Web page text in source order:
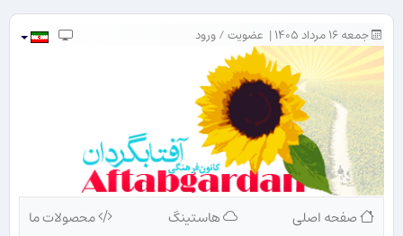
جمعه ۱۶ مرداد ۱۴۰۵ | عضویت/ورود
صفحه اصلی هاستینگ
محصولات ما